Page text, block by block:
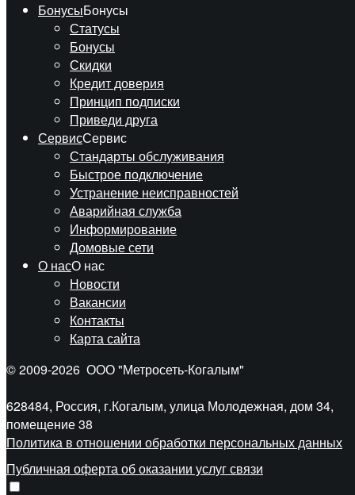
БонусыБонусы
Статусы
Бонусы
Скидки
Кредит доверия
Принцип подписки
Приведи друга
СервисСервис
Стандарты обслуживания
Быстрое подключение
Устранение неисправностей
Аварийная служба
Информирование
Домовые сети
О насО нас
Новости
Вакансии
Контакты
Карта сайта
© 2009-2026 ООО "Метросеть-Когалым"
628484, Россия, г.Когалым, улица Молодежная, дом 34,
помещение 38
Политика в отношении обработки персональных данных
Публичная оферта об оказании услуг связи